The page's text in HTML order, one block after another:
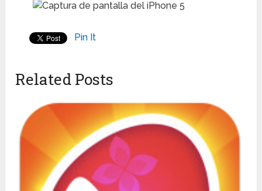
Pin It
Related Posts